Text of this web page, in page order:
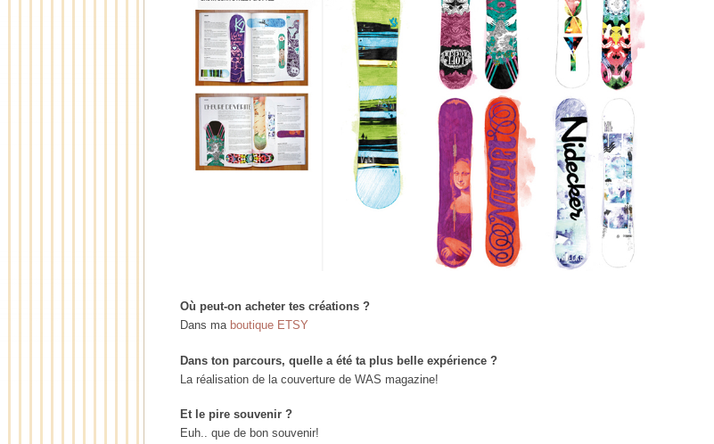
Où peut-on acheter tes créations ?
Dans maboutique ETSY
Dans ton parcours, quelle a été ta plus belle expérience ?
La réalisation de la couverture de WAS magazine!
Et le pire souvenir ?
Euh.. que de bon souvenir!